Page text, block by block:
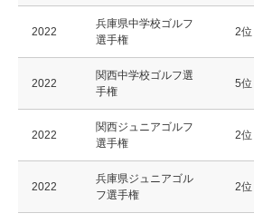
2022
兵庫県中学校ゴルフ
選手権
2位
2022
関西中学校ゴルフ選
手権
5位
2022
関西ジュニアゴルフ
選手権
2位
2022
兵庫県ジュニアゴル
フ選手権
2位